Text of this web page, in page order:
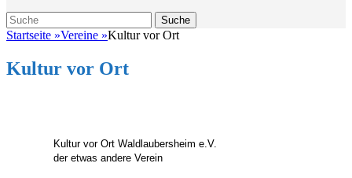
Suche
Suche
nach:
Startseite »Vereine »Kultur vor Ort
Kultur vor Ort
Kultur vor Ort Waldlaubersheim e.V.
der etwas andere Verein